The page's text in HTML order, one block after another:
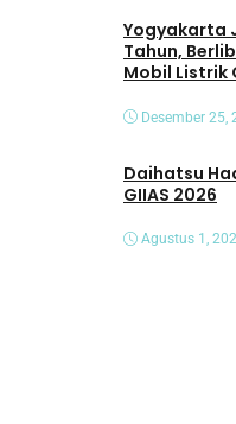
Yogyakarta
Tahun,
Mobil Listrik
Desember 25,
Daihatsu Hadirkan
GIIAS 2026
Agustus 1,